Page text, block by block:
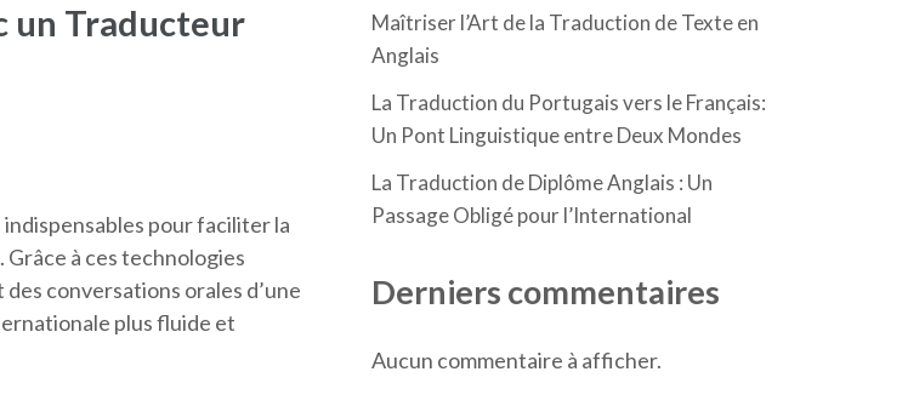
un Traducteur
pour faciliter la
à ces technologies
conversations orales d’une
plus fluide et
Maîtriser l’Art de la Traduction de Texte en
Anglais
La Traduction du Portugais vers le Français:
Un Pont Linguistique entre Deux Mondes
La Traduction de Diplôme Anglais : Un
Passage Obligé pour l’International
Derniers commentaires
Aucun commentaire à afficher.